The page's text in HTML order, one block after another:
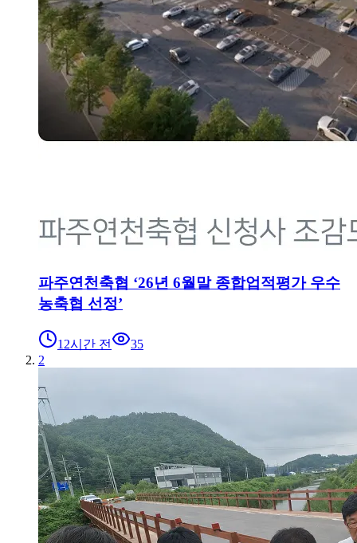
파주연천축협 ‘26년 6월말 종합업적평가 우수
농축협 선정’
12시간 전
35
2